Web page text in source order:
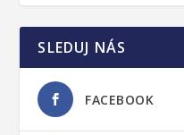
SLEDUJ NÁS
FACEBOOK